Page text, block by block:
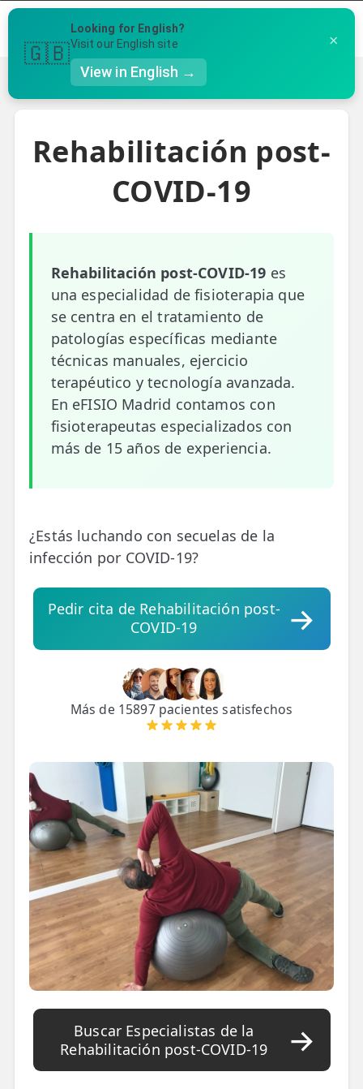
👤 Mi Cuenta
☕ Acerca
🤔 Preguntas Frecuentes
👩‍⚕️ Fisioterapeutas
🔍 Especialidades
💆‍♀️ Tratamientos
😓 Síntomas
📅 Pedir Cita
UBICACIONES
📍 Barrio del Pilar
📍 Chamberí - Centro
📍 Barrio Salamanca
📍 Carabanchel - Usera
📍 Getafe
TIENDA
🛍️ Tienda Bonos
🛍️ Tienda Productos Fisioterapia
🎁 Tarjetas Regalo
🛒 Carrito
❤️ Ofertas
CONTACTO
☎️ 91 005 23 63
Llámanos al 91 005 23 63
Te puede ser útil
Preguntas Frecuentes
Volver
Rehabilitación post-
COVID-19
Rehabilitación post-COVID-19 es
una especialidad de fisioterapia que
se centra en el tratamiento de
patologías específicas mediante
técnicas manuales, ejercicio
terapéutico y tecnología avanzada.
En eFISIO Madrid contamos con
fisioterapeutas especializados con
más de 15 años de experiencia.
¿Estás luchando con secuelas de la
infección por COVID-19?
Pedir cita de Rehabilitación post-
COVID-19
Más de 15897 pacientes satisfechos
Buscar Especialistas de la
Rehabilitación post-COVID-19
×
🇬🇧
Looking for English?
Visit our English site
View in English →